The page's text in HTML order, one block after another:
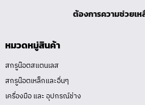
ต้องการความช่วยเห
หมวดหมู่สินค้า
สกรูน๊อตสแตนเลส
สกรูน๊อตเหล็กและอื่นๆ
เครื่องมือ และ อุปกรณ์ช่าง